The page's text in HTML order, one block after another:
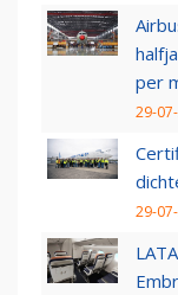
per
29-
29-